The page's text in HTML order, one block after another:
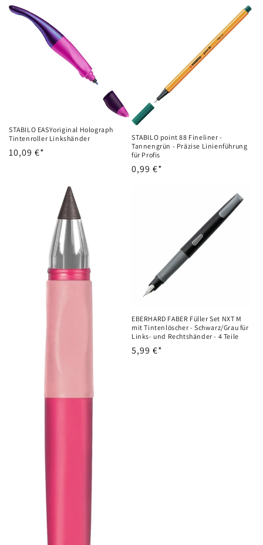
STABILO EASYoriginal Holograph
Tintenroller Linkshänder
Normaler
10,09 €*
STABILO point 88 Fineliner -
Tannengrün - Präzise Linienführung
für Profis
Normaler
0,99 €*
EBERHARD FABER Füller Set NXT M
mit Tintenlöscher - Schwarz/Grau für
Links- und Rechtshänder - 4 Teile
Normaler
5,99 €*